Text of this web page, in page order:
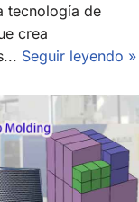
tecnología de
crea
Seguir leyendo »